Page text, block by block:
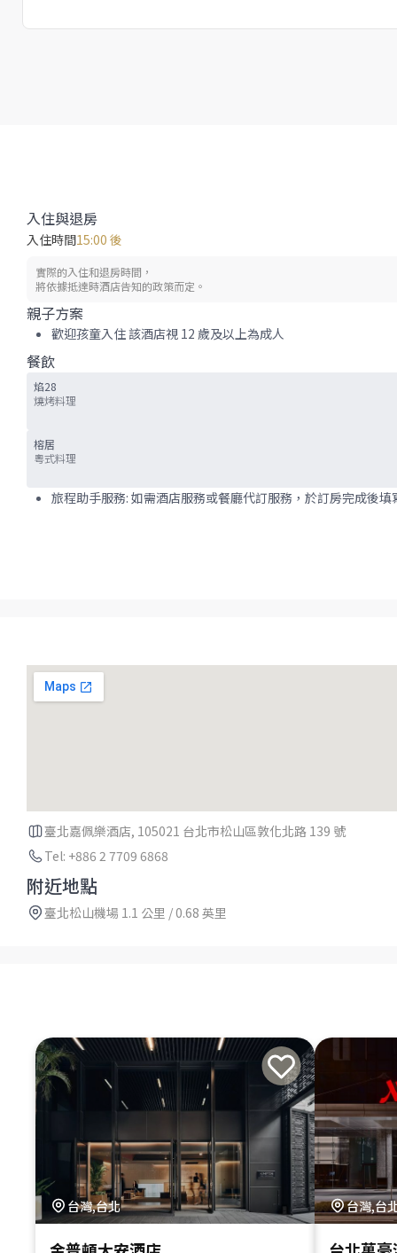
入住與退房
入住時間15:00 後
實際的入住和退房時間，
將依據抵達時酒店告知的政策而定。
親子方案
歡迎孩童入住 該酒店視 12 歲及以上為成人
餐飲
焰28
燒烤料理
榕居
粵式料理
旅程助手服務: 如需酒店服務或餐廳代訂服務，於訂房完成後
臺北嘉佩樂酒店, 105021 台北市松山區敦化北路 139 號
Tel: +886 2 7709 6868
附近地點
臺北松山機場 1.1 公里 / 0.68 英里
台灣,台北 台灣,台